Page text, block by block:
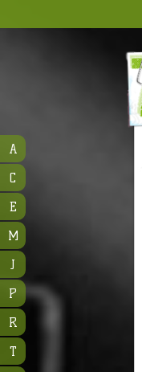
A
C
E
M
J
P
R
T